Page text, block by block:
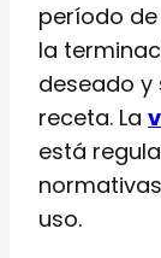
período
la
deseado y
receta. La
está
uso.